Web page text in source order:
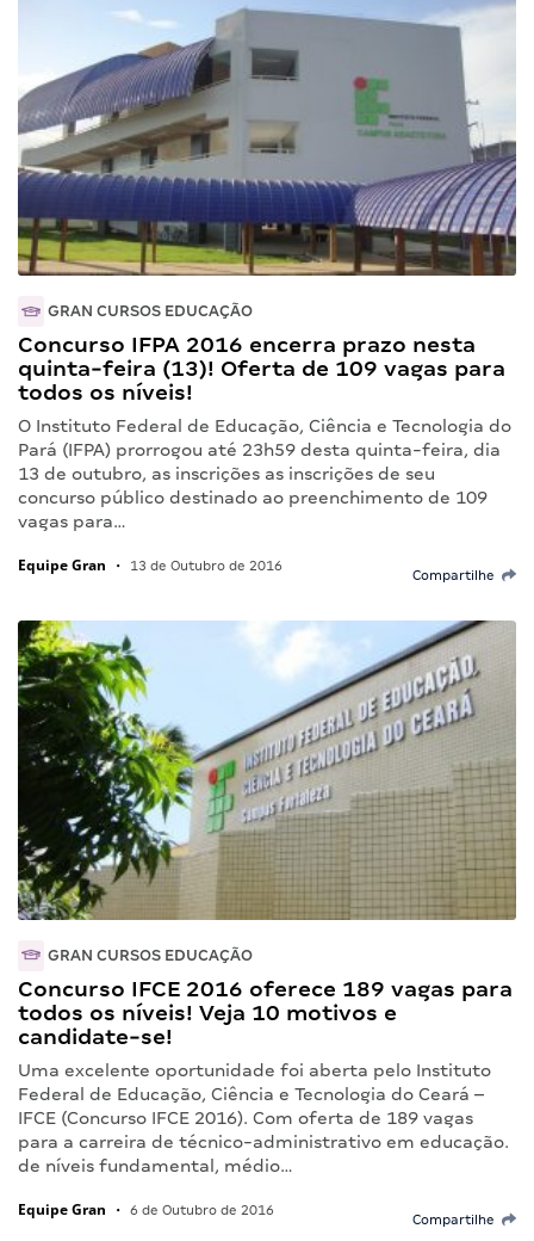
GRAN CURSOS EDUCAÇÃO
Concurso IFPA 2016 encerra prazo nesta
quinta-feira (13)! Oferta de 109 vagas para
todos os níveis!
O Instituto Federal de Educação, Ciência e Tecnologia do
Pará (IFPA) prorrogou até 23h59 desta quinta-feira, dia
13 de outubro, as inscrições as inscrições de seu
concurso público destinado ao preenchimento de 109
vagas para…
Equipe Gran • 13 de Outubro de 2016
Compartilhe
GRAN CURSOS EDUCAÇÃO
Concurso IFCE 2016 oferece 189 vagas para
todos os níveis! Veja 10 motivos e
candidate-se!
Uma excelente oportunidade foi aberta pelo Instituto
Federal de Educação, Ciência e Tecnologia do Ceará –
IFCE (Concurso IFCE 2016). Com oferta de 189 vagas
para a carreira de técnico-administrativo em educação.
de níveis fundamental, médio…
Equipe Gran • 6 de Outubro de 2016
Compartilhe